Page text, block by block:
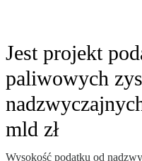
Jest projekt
paliwowych
mld zł
Wysokość podatku od